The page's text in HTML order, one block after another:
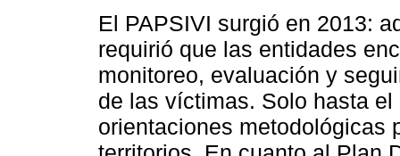
El PAPSIVI surgió en 2013:
requirió que las entidades
monitoreo, evaluación y
de las víctimas. Solo hasta
orientaciones metodológicas